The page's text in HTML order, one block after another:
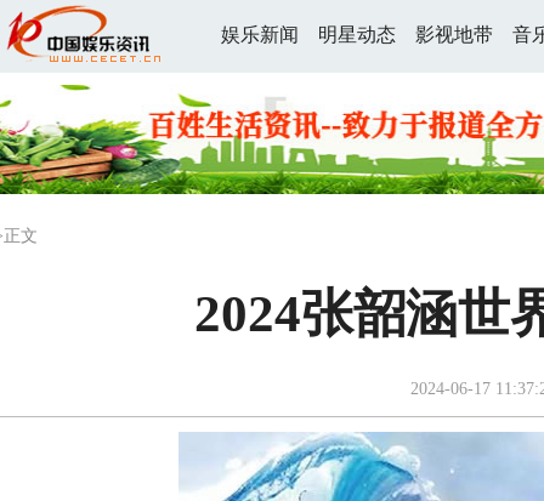
娱乐新闻 明星动态 影视地带 音
文
2024张韶涵世
2024-06-17